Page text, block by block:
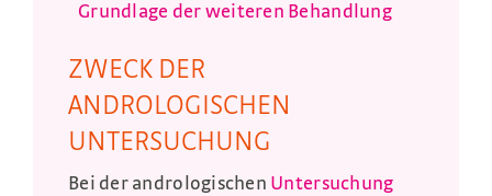
Grundlage der weiteren Behandlung
ZWECK DER
ANDROLOGISCHEN
UNTERSUCHUNG
Bei der andrologischen Untersuchung